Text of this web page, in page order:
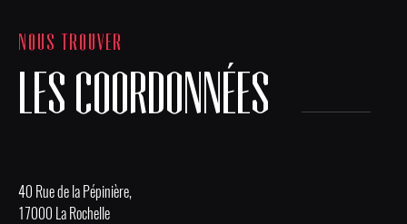
NOUS TROUVER
LES COORDONNÉES
40 Rue de la Pépinière,
17000 La Rochelle